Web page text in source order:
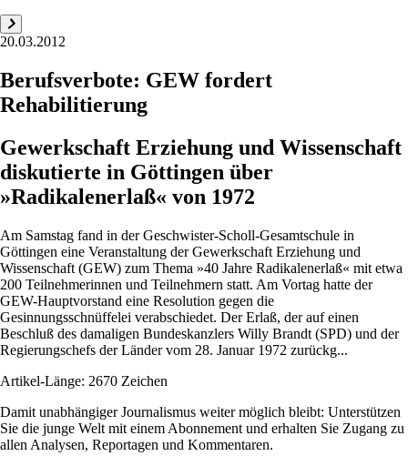
20.03.2012
Berufsverbote: GEW fordert
Rehabilitierung
Gewerkschaft Erziehung und Wissenschaft
diskutierte in Göttingen über
»Radikalenerlaß« von 1972
Am Samstag fand in der Geschwister-Scholl-Gesamtschule in
Göttingen eine Veranstaltung der Gewerkschaft Erziehung und
Wissenschaft (GEW) zum Thema »40 Jahre Radikalenerlaß« mit etwa
200 Teilnehmerinnen und Teilnehmern statt. Am Vortag hatte der
GEW-Hauptvorstand eine Resolution gegen die
Gesinnungsschnüffelei verabschiedet. Der Erlaß, der auf einen
Beschluß des damaligen Bundeskanzlers Willy Brandt (SPD) und der
Regierungschefs der Länder vom 28. Januar 1972 zurückg...
Artikel-Länge: 2670 Zeichen
Damit unabhängiger Journalismus weiter möglich bleibt: Unterstützen
Sie die junge Welt mit einem Abonnement und erhalten Sie Zugang zu
allen Analysen, Reportagen und Kommentaren.